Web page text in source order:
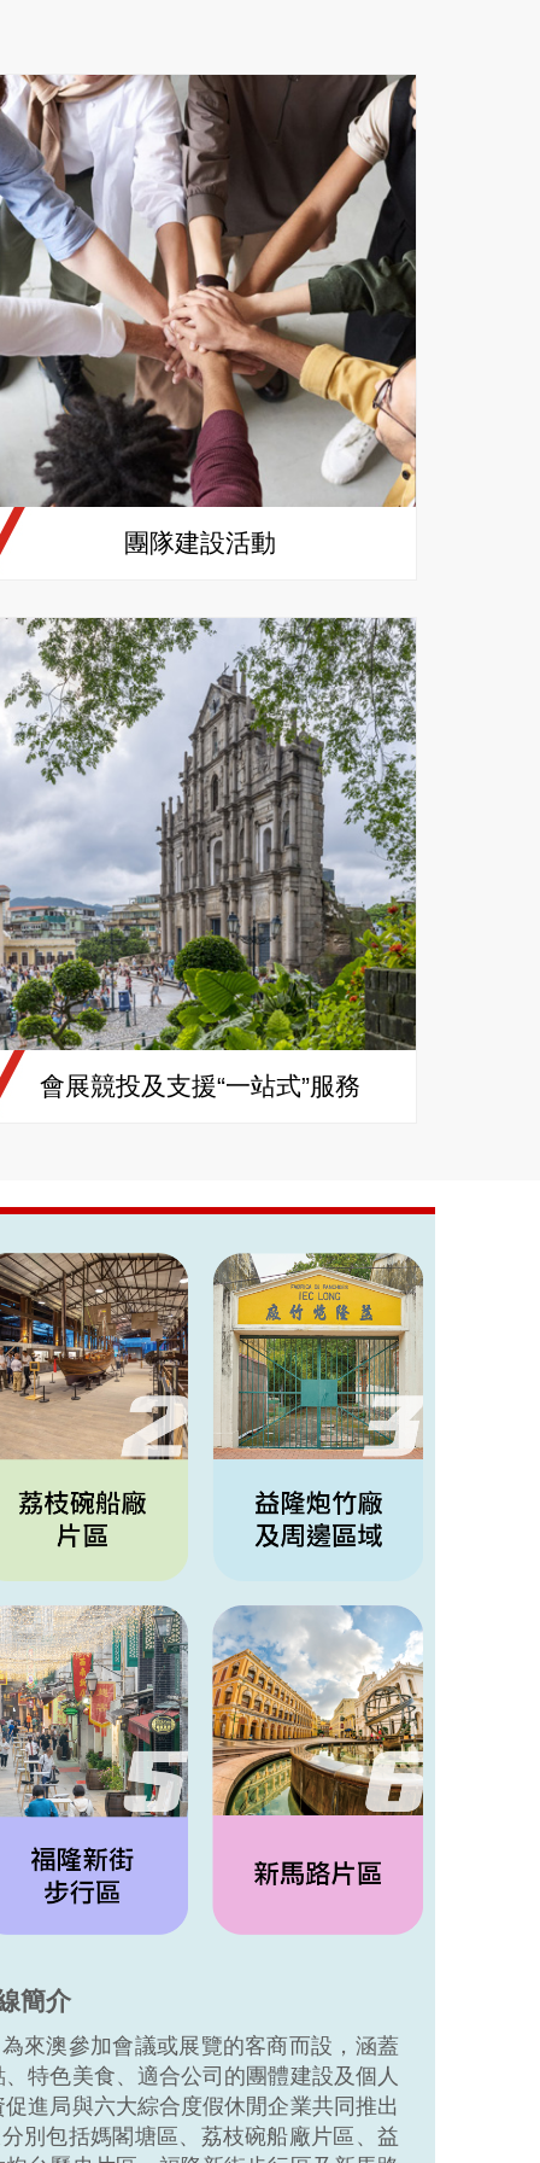
團隊建設活動
會展競投及支援“一站式”服務
簡介
來澳參加會議或展覽的客商而設，涵蓋
特色美食、適合公司的團體建設及個人
進局與六大綜合度假休閒企業共同推出
別包括媽閣塘區、荔枝碗船廠片區、益